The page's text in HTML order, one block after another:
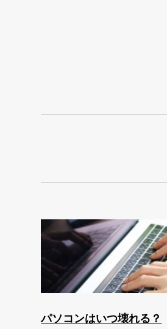
パソコンはいつ壊れる？